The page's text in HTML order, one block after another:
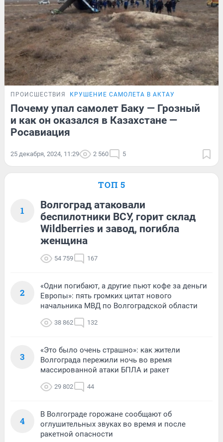
ПРОИСШЕСТВИЯ КРУШЕНИЕ САМОЛЕТА В АКТАУ
Почему упал самолет Баку — Грозный
и как он оказался в Казахстане —
Росавиация
25 декабря, 2024, 11:29 2 560 5
ТОП 5
1
Волгоград атаковали
беспилотники ВСУ, горит склад
Wildberries и завод, погибла
женщина
54 759 167
2
«Одни погибают, а другие пьют кофе за деньги
Европы»: пять громких цитат нового
начальника МВД по Волгоградской области
38 862 132
3
«Это было очень страшно»: как жители
Волгограда пережили ночь во время
массированной атаки БПЛА и ракет
29 802 44
4
В Волгограде горожане сообщают об
оглушительных звуках во время и после
ракетной опасности